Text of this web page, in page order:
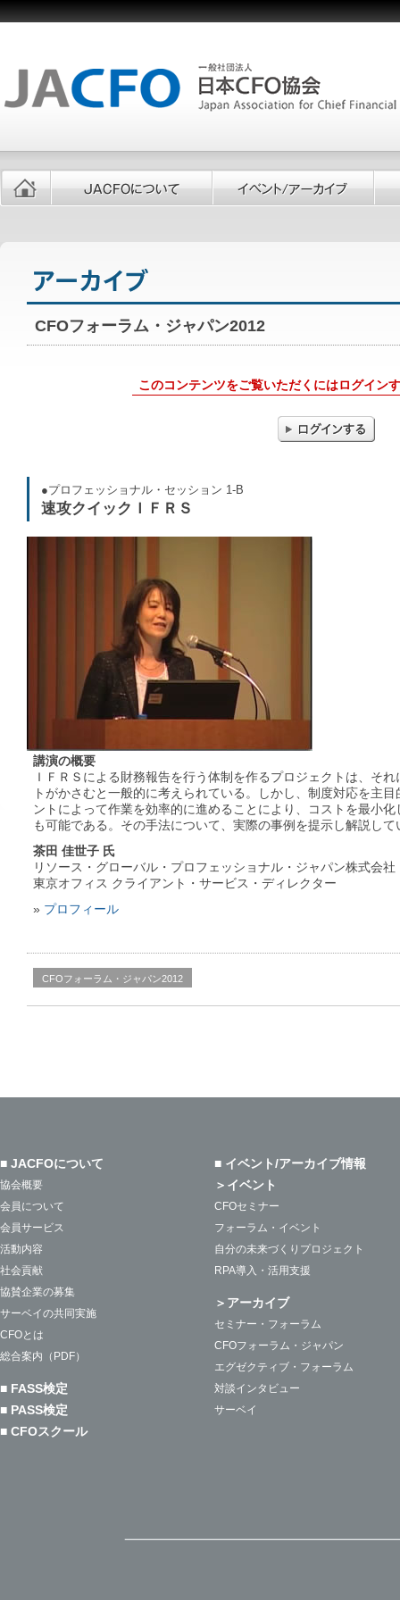
CFOフォーラム・ジャパン2012
このコンテンツをご覧いただくにはログイン
●プロフェッショナル・セッション 1-B
速攻クイックＩＦＲＳ
講演の概要
ＩＦＲＳによる財務報告を行う体制を作るプロジェクトは、そ
トがかさむと一般的に考えられている。しかし、制度対応を主
ントによって作業を効率的に進めることにより、コストを最小
も可能である。その手法について、実際の事例を提示し解説して
茶田 佳世子 氏
リソース・グローバル・プロフェッショナル・ジャパン株式会社
東京オフィス クライアント・サービス・ディレクター
» プロフィール
CFOフォーラム・ジャパン2012
■ JACFOについて
協会概要
会員について
会員サービス
活動内容
社会貢献
協賛企業の募集
サーベイの共同実施
CFOとは
総合案内（PDF）
■ FASS検定
■ PASS検定
■ CFOスクール
■ イベント/アーカイブ情報
＞イベント
CFOセミナー
フォーラム・イベント
自分の未来づくりプロジェクト
RPA導入・活用支援
＞アーカイブ
セミナー・フォーラム
CFOフォーラム・ジャパン
エグゼクティブ・フォーラム
対談インタビュー
サーベイ